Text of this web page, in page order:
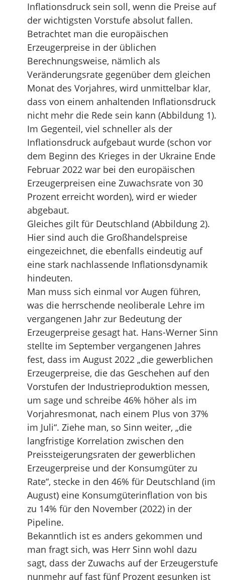
Inflationsdruck sein soll, wenn die Preise auf
der wichtigsten Vorstufe absolut fallen.
Betrachtet man die europäischen
Erzeugerpreise in der üblichen
Berechnungsweise, nämlich als
Veränderungsrate gegenüber dem gleichen
Monat des Vorjahres, wird unmittelbar klar,
dass von einem anhaltenden Inflationsdruck
nicht mehr die Rede sein kann (Abbildung 1).
Im Gegenteil, viel schneller als der
Inflationsdruck aufgebaut wurde (schon vor
dem Beginn des Krieges in der Ukraine Ende
Februar 2022 war bei den europäischen
Erzeugerpreisen eine Zuwachsrate von 30
Prozent erreicht worden), wird er wieder
abgebaut.
Gleiches gilt für Deutschland (Abbildung 2).
Hier sind auch die Großhandelspreise
eingezeichnet, die ebenfalls eindeutig auf
eine stark nachlassende Inflationsdynamik
hindeuten.
Man muss sich einmal vor Augen führen,
was die herrschende neoliberale Lehre im
vergangenen Jahr zur Bedeutung der
Erzeugerpreise gesagt hat. Hans-Werner Sinn
stellte im September vergangenen Jahres
fest, dass im August 2022 „die gewerblichen
Erzeugerpreise, die das Geschehen auf den
Vorstufen der Industrieproduktion messen,
um sage und schreibe 46% höher als im
Vorjahresmonat, nach einem Plus von 37%
im Juli“. Ziehe man, so Sinn weiter, „die
langfristige Korrelation zwischen den
Preissteigerungsraten der gewerblichen
Erzeugerpreise und der Konsumgüter zu
Rate“, stecke in den 46% für Deutschland (im
August) eine Konsumgüterinflation von bis
zu 14% für den November (2022) in der
Pipeline.
Bekanntlich ist es anders gekommen und
man fragt sich, was Herr Sinn wohl dazu
sagt, dass der Zuwachs auf der Erzeugerstufe
nunmehr auf fast fünf Prozent gesunken ist